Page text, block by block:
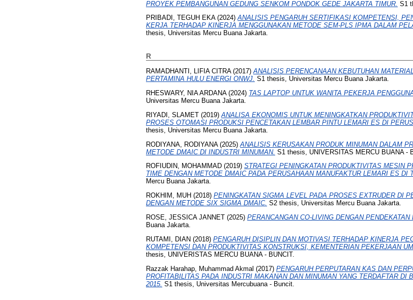
PROYEK PEMBANGUNAN GEDUNG SENKOM PONDOK GEDE JAKARTA TIMUR. S1
PRIBADI, TEGUH EKA(2024)ANALISIS PENGARUH SERTIFIKASI KOMPETENSI,
KERJA TERHADAP KINERJA MENGGUNAKAN METODE SEM-PLS IPMA DALAM
thesis, Universitas Mercu Buana Jakarta.
R
RAMADHANTI, LIFIA CITRA(2017)ANALISIS PERENCANAAN KEBUTUHAN
PERTAMINA HULU ENERGI ONWJ. S1 thesis, Universitas Mercu Buana Jakarta.
RHESWARY, NIA ARDANA(2024) TAS LAPTOP UNTUK WANITA PEKERJA
Universitas Mercu Buana Jakarta.
RIYADI, SLAMET (2019) ANALISA EKONOMIS UNTUK MENINGKATKAN
PROSES OTOMASI PRODUKSI PENCETAKAN LEMBAR PINTU LEMARI ES DI
thesis, Universitas Mercu Buana Jakarta.
RODIYANA, RODIYANA(2025) ANALISIS KERUSAKAN PRODUK MINUMAN DALAM
METODE DMAIC DI INDUSTRI MINUMAN. S1 thesis, UNIVERSITAS MERCU BUANA -
ROFIUDIN, MOHAMMAD (2019) STRATEGI PENINGKATAN PRODUKTIVITAS MESIN
TIME DENGAN METODE DMAIC PADA PERUSAHAAN MANUFAKTUR LEMARI ES DI
Mercu Buana Jakarta.
ROKHIM, MUH (2018) PENINGKATAN SIGMA LEVEL PADA PROSES EXTRUDER DI
DENGAN METODE SIX SIGMA DMAIC. S2 thesis, Universitas Mercu Buana Jakarta.
ROSE, JESSICA JANNET (2025) PERANCANGAN CO-LIVING DENGAN PENDEKATAN
Buana Jakarta.
RUTAMI, DIAN (2018) PENGARUH DISIPLIN DAN MOTIVASI TERHADAP KINERJA
KOMPETENSI DAN PRODUKTIVITAS KONSTRUKSI, KEMENTERIAN PEKERJAAN
thesis, UNIVERISTAS MERCU BUANA - BUNCIT.
Razzak Harahap, Muhammad Akmal (2017) PENGARUH PERPUTARAN KAS DAN
PROFITABILITAS PADA INDUSTRI MAKANAN DAN MINUMAN YANG TERDAFTAR DI
2015. S1 thesis, Universitas Mercubuana - Buncit.